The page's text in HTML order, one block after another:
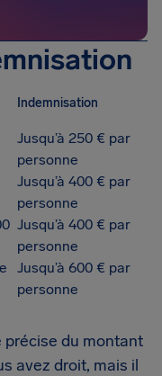
Indemnisation
Jusqu’à 250 € par
personne
Jusqu’à 400 € par
personne
Jusqu’à 400 € par
personne
Jusqu’à 600 € par
personne
précise du montant
avez droit, mais il